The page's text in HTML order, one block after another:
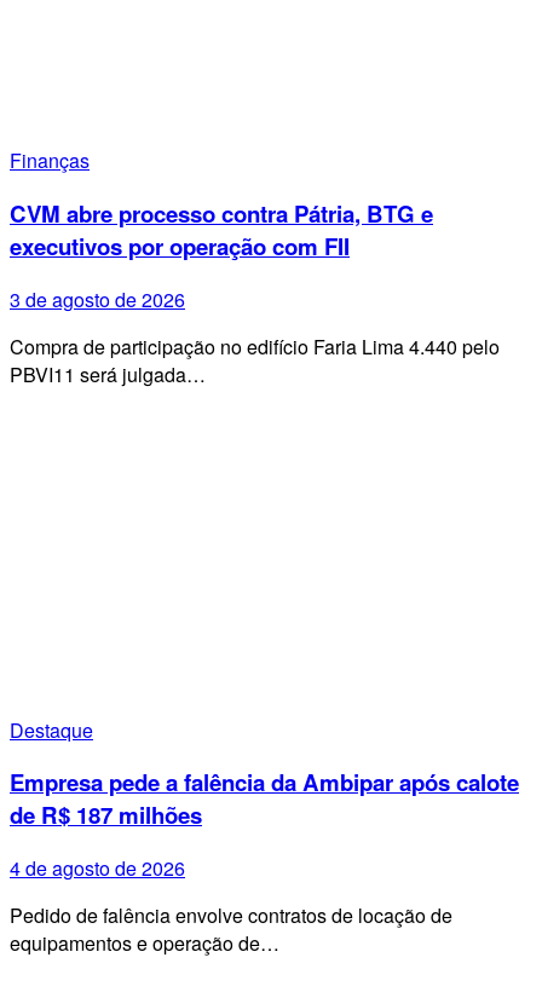
Finanças
CVM abre processo contra Pátria, BTG e
executivos por operação com FII
3 de agosto de 2026
Compra de participação no edifício Faria Lima 4.440 pelo
PBVI11 será julgada…
Destaque
Empresa pede a falência da Ambipar após calote
de R$ 187 milhões
4 de agosto de 2026
Pedido de falência envolve contratos de locação de
equipamentos e operação de…